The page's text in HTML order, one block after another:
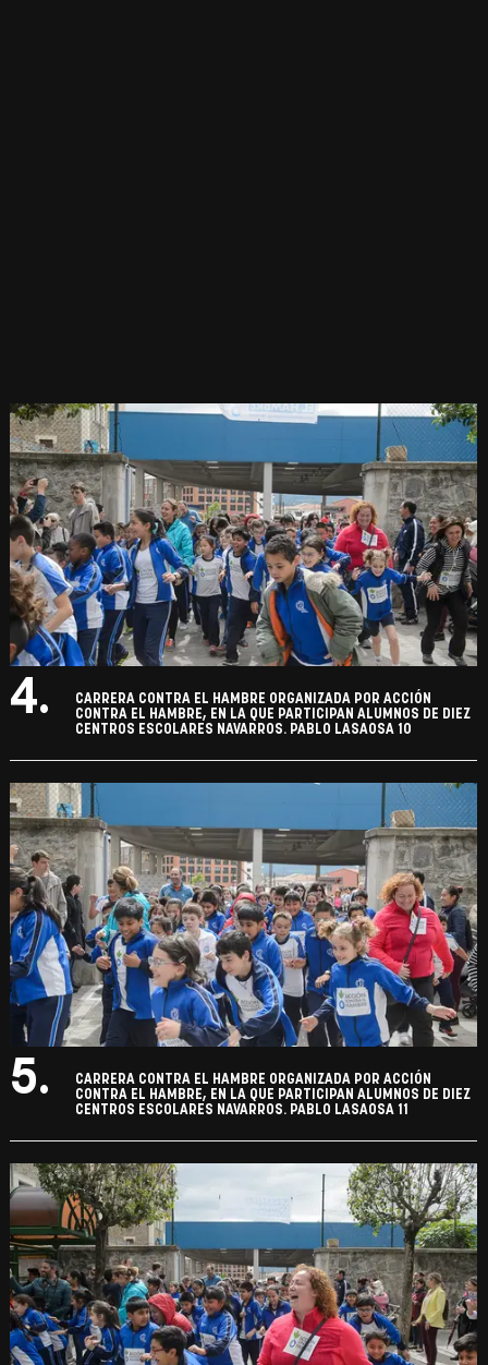
4.
CARRERA CONTRA EL HAMBRE ORGANIZADA POR ACCIÓN
CONTRA EL HAMBRE, EN LA QUE PARTICIPAN ALUMNOS DE DIEZ
CENTROS ESCOLARES NAVARROS. PABLO LASAOSA 10
5.
CARRERA CONTRA EL HAMBRE ORGANIZADA POR ACCIÓN
CONTRA EL HAMBRE, EN LA QUE PARTICIPAN ALUMNOS DE DIEZ
CENTROS ESCOLARES NAVARROS. PABLO LASAOSA 11